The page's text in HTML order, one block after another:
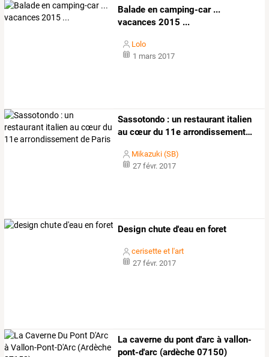
Balade en camping-car ...
vacances 2015 ...
Lolo
1 mars 2017
Sassotondo : un restaurant italien
au cœurdu 11e arrondissement…
Mikazuki (SB)
27 févr. 2017
Design chute d'eau en foret
cerisette et l'art
27 févr. 2017
La caverne du pont d'arc à vallon-
pont-d'arc (ardèche 07150)